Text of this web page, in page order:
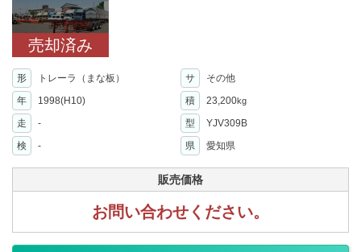
売却済み
形 トレーラ（まな板） サ
その他
年
1998(H10) 積 23,200kg
走 - 型
YJV309B
検
- 県 愛知県
販売価格
お問い合わせください。